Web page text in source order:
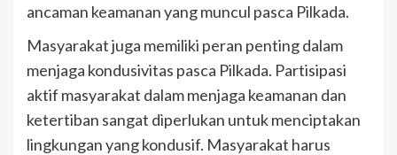
ancaman keamanan yang muncul pasca Pilkada.
Masyarakat juga memiliki peran penting dalam
menjaga kondusivitas pasca Pilkada. Partisipasi
aktif masyarakat dalam menjaga keamanan dan
ketertiban sangat diperlukan untuk menciptakan
lingkungan yang kondusif. Masyarakat harus